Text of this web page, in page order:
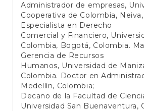
Administrador de empresas,
Cooperativa de Colombia,
Especialista en Derecho
Comercial y Financiero,
Colombia, Bogotá, Colombia.
Gerencia de Recursos
Humanos, Universidad de
Colombia. Doctor en
Medellín, Colombia;
Decano de la Facultad de
Universidad San Buenaventura,